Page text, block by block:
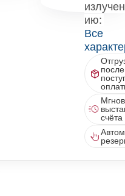
излучен
ию:
Все
после
счёта